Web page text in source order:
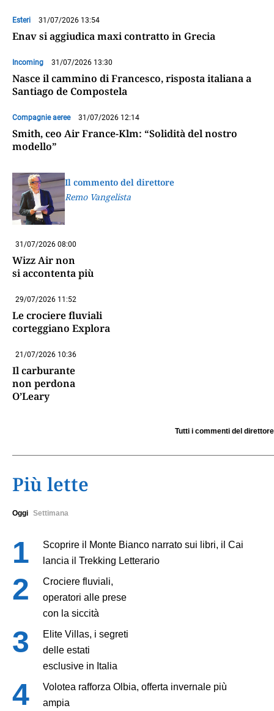
Esteri 31/07/2026 13:54
Enav si aggiudica maxi contratto in Grecia
Incoming 31/07/2026 13:30
Nasce il cammino di Francesco, risposta italiana a
Santiago de Compostela
Compagnie aeree 31/07/2026 12:14
Smith, ceo Air France-Klm: “Solidità del nostro
modello”
Il commento del direttore
Remo Vangelista
31/07/2026 08:00
Wizz Air non
si accontenta più
29/07/2026 11:52
Le crociere fluviali
corteggiano Explora
21/07/2026 10:36
Il carburante
non perdona
O’Leary
Tutti i commenti del direttore
Più lette
Oggi Settimana
Scoprire il Monte Bianco narrato sui libri, il Cai
lancia il Trekking Letterario
Crociere fluviali,
operatori alle prese
con la siccità
Elite Villas, i segreti
delle estati
esclusive in Italia
Volotea rafforza Olbia, offerta invernale più
ampia